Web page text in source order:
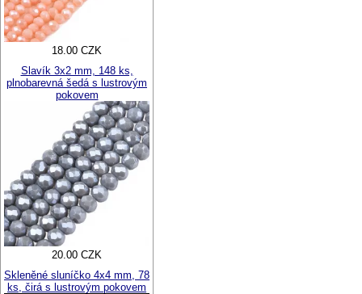
18.00 CZK
Slavík 3x2 mm, 148 ks,
plnobarevná šedá s lustrovým
pokovem
20.00 CZK
Skleněné sluníčko 4x4 mm, 78
ks, čirá s lustrovým pokovem